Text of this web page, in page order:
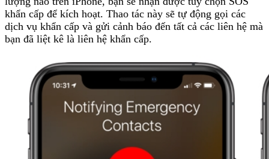
khẩn cấp để kích hoạt. Thao tác này sẽ tự động gọi các
dịch vụ khẩn cấp và gửi cảnh báo đến tất cả các liên hệ mà
bạn đã liệt kê là liên hệ khẩn cấp.